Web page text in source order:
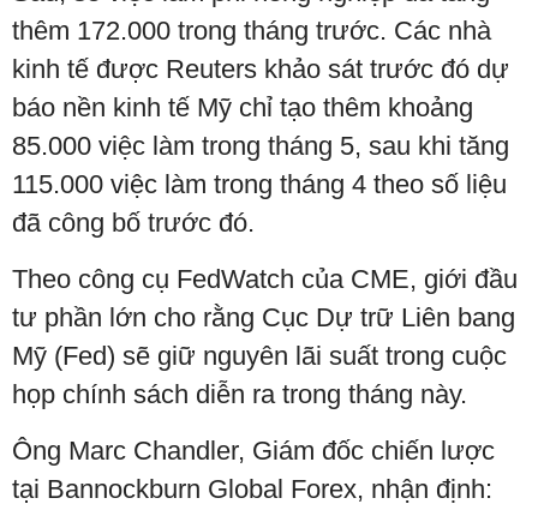
thêm 172.000 trong tháng trước. Các nhà
kinh tế được Reuters khảo sát trước đó dự
báo nền kinh tế Mỹ chỉ tạo thêm khoảng
85.000 việc làm trong tháng 5, sau khi tăng
115.000 việc làm trong tháng 4 theo số liệu
đã công bố trước đó.
Theo công cụ FedWatch của CME, giới đầu
tư phần lớn cho rằng Cục Dự trữ Liên bang
Mỹ (Fed) sẽ giữ nguyên lãi suất trong cuộc
họp chính sách diễn ra trong tháng này.
Ông Marc Chandler, Giám đốc chiến lược
tại Bannockburn Global Forex, nhận định: